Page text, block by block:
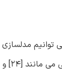
توانیم
نظریه فرض میکند که برش